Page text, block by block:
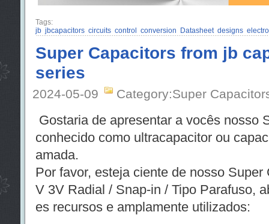
Tags:
jb jbcapacitors circuits control conversion Datasheet designs
Super Capacitors from jb
series
2024-05-09 Category:Super
Gostaria de apresentar a vocês nosso
conhecido como ultracapacitor ou
amada.
Por favor, esteja ciente de nosso
V 3V Radial / Snap-in / Tipo Parafuso,
es recursos e amplamente utilizados: